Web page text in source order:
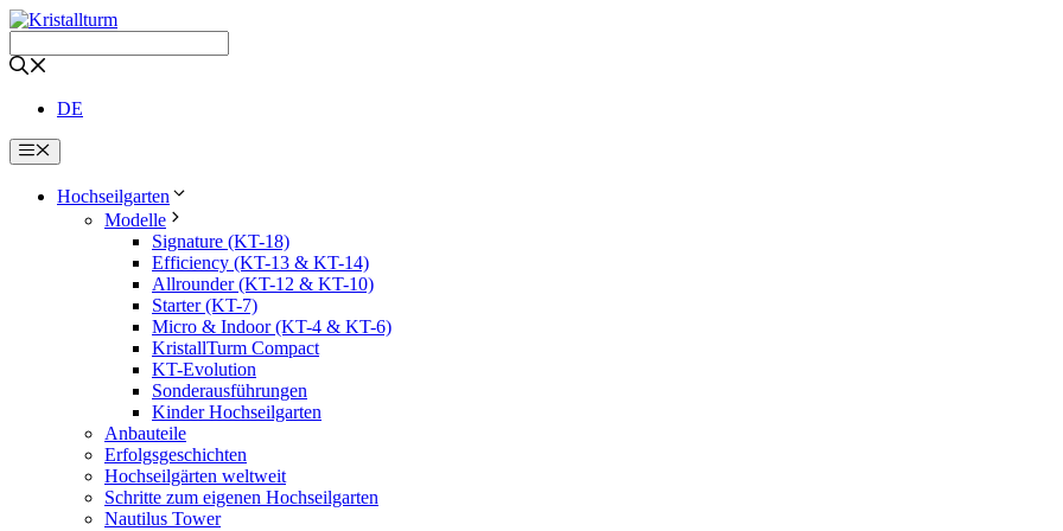
Zum
springen
DE
Menü
Hochseilgarten
Modelle
Signature (KT-18)
Efficiency (KT-13 & KT-14)
Allrounder (KT-12 & KT-10)
Starter (KT-7)
Micro & Indoor (KT-4 & KT-6)
KristallTurm Compact
KT-Evolution
Sonderausführungen
Kinder Hochseilgarten
Anbauteile
Erfolgsgeschichten
Hochseilgärten weltweit
Schritte zum eigenen Hochseilgarten
Nautilus Tower